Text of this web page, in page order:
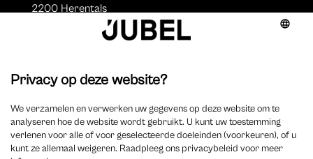
2200 Herentals
Auteurs
Overzicht auteurs
Auteur worden?